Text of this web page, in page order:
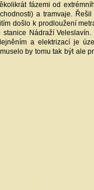
fázemi od
a tramvaje.
došlo k prodloužení
Nádraží
a elektrizací je
by tomu tak být ale